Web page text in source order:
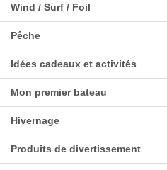
Wind / Surf / Foil
Pêche
Idées cadeaux et activités
Mon premier bateau
Hivernage
Produits de divertissement